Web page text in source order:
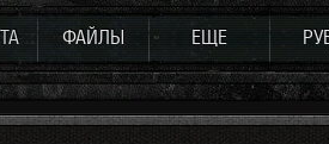
ФАЙЛЫ ЕЩЕ